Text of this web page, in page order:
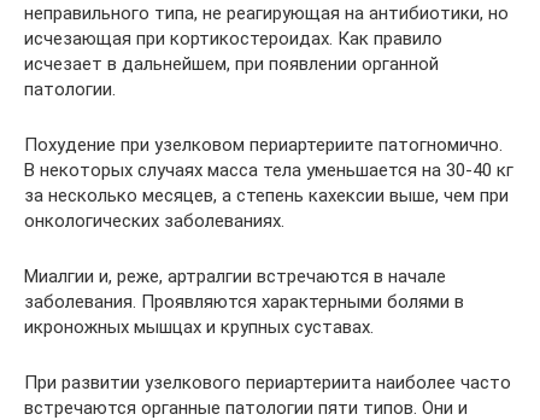
неправильного типа, не реагирующая на антибиотики, но
исчезающая при кортикостероидах. Как правило
исчезает в дальнейшем, при появлении органной
патологии.
Похудение при узелковом периартериите патогномично.
В некоторых случаях масса тела уменьшается на 30-40 кг
за несколько месяцев, а степень кахексии выше, чем при
онкологических заболеваниях.
Миалгии и, реже, артралгии встречаются в начале
заболевания. Проявляются характерными болями в
икроножных мышцах и крупных суставах.
При развитии узелкового периартериита наиболее часто
встречаются органные патологии пяти типов. Они и